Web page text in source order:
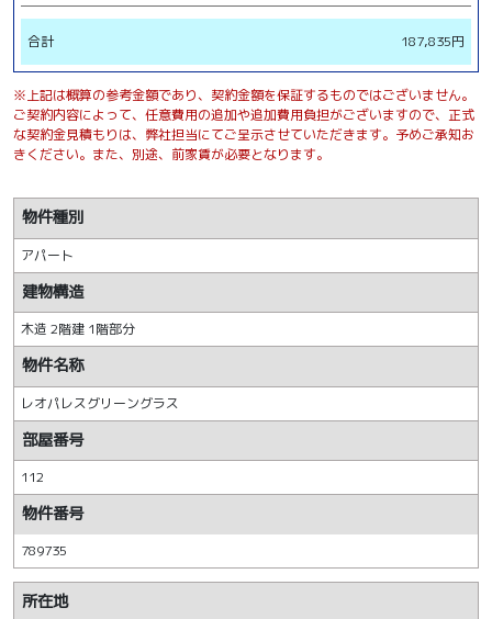
合計 187,835円
※上記は概算の参考金額であり、契約金額を保証するものではございません。
ご契約内容によって、任意費用の追加や追加費用負担がございますので、正式
な契約金見積もりは、弊社担当にてご呈示させていただきます。予めご承知お
きください。また、別途、前家賃が必要となります。
物件種別
アパート
建物構造
木造 2階建 1階部分
物件名称
レオパレスグリーングラス
部屋番号
112
物件番号
789735
所在地